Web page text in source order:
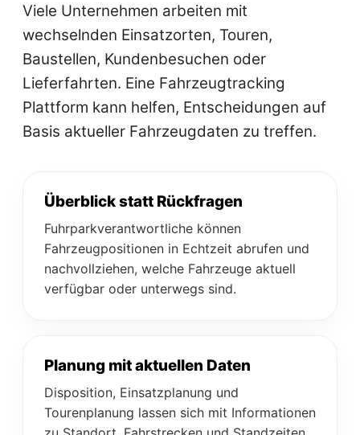
Viele Unternehmen arbeiten mit
wechselnden Einsatzorten, Touren,
Baustellen, Kundenbesuchen oder
Lieferfahrten. Eine Fahrzeugtracking
Plattform kann helfen, Entscheidungen auf
Basis aktueller Fahrzeugdaten zu treffen.
Überblick statt Rückfragen
Fuhrparkverantwortliche können
Fahrzeugpositionen in Echtzeit abrufen und
nachvollziehen, welche Fahrzeuge aktuell
verfügbar oder unterwegs sind.
Planung mit aktuellen Daten
Disposition, Einsatzplanung und
Tourenplanung lassen sich mit Informationen